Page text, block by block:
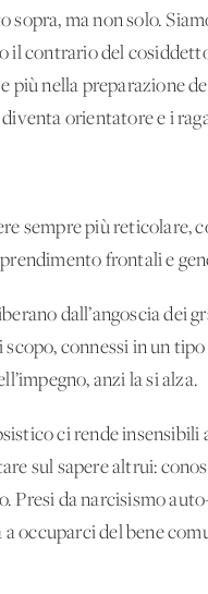
ma non solo.
il contrario del
più nella preparazione
diventa orientatore e i
sempre più reticolare,
frontali e
dall’angoscia dei
scopo, connessi in un
anzi la si alza.
ci rende
sul sapere altrui:
Presi da narcisismo
occuparci del bene